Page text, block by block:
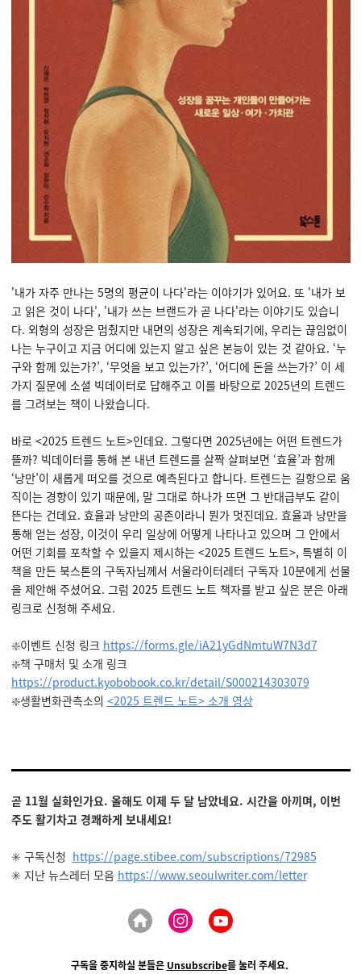
'내가 자주 만나는 5명의 평균이 나다'라는 이야기가 있어요. 또 '내가 보
고 읽은 것이 나다', '내가 쓰는 브랜드가 곧 나다'라는 이야기도 있습니
다. 외형의 성장은 멈췄지만 내면의 성장은 계속되기에, 우리는 끊임없이
나는 누구이고 지금 어디에 있는지 알고 싶은 본능이 있는 것 같아요. ‘누
구와 함께 있는가?’, ‘무엇을 보고 있는가?’, ‘어디에 돈을 쓰는가?’ 이 세
가지 질문에 소셜 빅데이터로 답해주고 이를 바탕으로 2025년의 트렌드
를 그려보는 책이 나왔습니다.
바로 <2025 트렌드 노트>인데요. 그렇다면 2025년에는 어떤 트렌드가
뜰까? 빅데이터를 통해 본 내년 트렌드를 살짝 살펴보면 ‘효율’과 함께
‘낭만’이 새롭게 떠오를 것으로 예측된다고 합니다. 트렌드는 길항으로 움
직이는 경향이 있기 때문에, 말 그대로 하나가 뜨면 그 반대급부도 같이
뜬다는 건데요. 효율과 낭만의 공존이라니 뭔가 멋진데요. 효율과 낭만을
통해 얻는 성장, 이것이 우리 일상에 어떻게 나타나고 있으며 그 안에서
어떤 기회를 포착할 수 있을지 제시하는 <2025 트렌드 노트>, 특별히 이
책을 만든 북스톤의 구독자님께서 서울라이터레터 구독자 10분에게 선물
을 제안해 주셨어요. 그럼 2025 트렌드 노트 책자를 받고 싶은 분은 아래
링크로 신청해 주세요.
❇️이벤트 신청 링크 https://forms.gle/iA21yGdNmtuW7N3d7
❇️책 구매처 및 소개 링크
https://product.kyobobook.co.kr/detail/S000214303079
❇️생활변화관측소의 <2025 트렌드 노트> 소개 영상
곧 11월 실화인가요. 올해도 이제 두 달 남았네요. 시간을 아끼며, 이번
주도 활기차고 경쾌하게 보내세요!
✳️ 구독신청 https://page.stibee.com/subscriptions/72985
✳️ 지난 뉴스레터 모음 https://www.seoulwriter.com/letter
구독을 중지하실 분들은 Unsubscribe를 눌러 주세요.